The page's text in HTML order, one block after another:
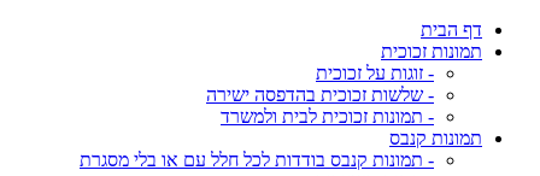
דף הבית
תמונות זכוכית
- זוגות על זכוכית
- שלשות זכוכית בהדפסה ישירה
- תמונות זכוכית לבית ולמשרד
תמונות קנבס
- תמונות קנבס בודדות לכל חלל עם או בלי מסגרת